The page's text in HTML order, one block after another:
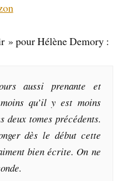
» pour Hélène Demory :
aussi prenante et
qu’il y est moins
deux tomes précédents.
dès le début cette
bien écrite. On ne